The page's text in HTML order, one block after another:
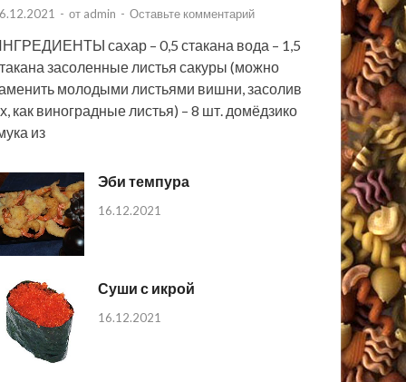
- от admin - Оставьте комментарий
сахар – 0,5 стакана вода – 1,5
засоленные листья сакуры (можно
молодыми листьями вишни, засолив
как виноградные листья) – 8 шт. домёдзико
из
Эби темпура
16.12.2021
Суши с икрой
16.12.2021